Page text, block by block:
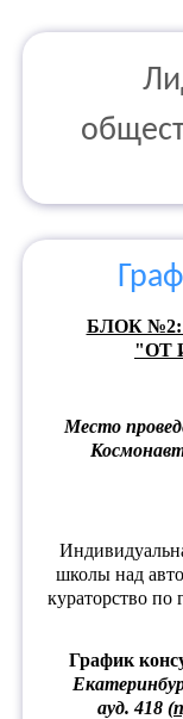
БЛОК №2:
"ОТ
Место
школы над
кураторство по
График
ауд. 418